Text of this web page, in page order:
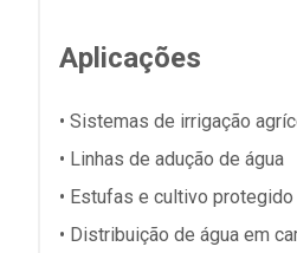
Aplicações
• Sistemas de irrigação
• Linhas de adução de água
• Estufas e cultivo protegido
• Distribuição de água em